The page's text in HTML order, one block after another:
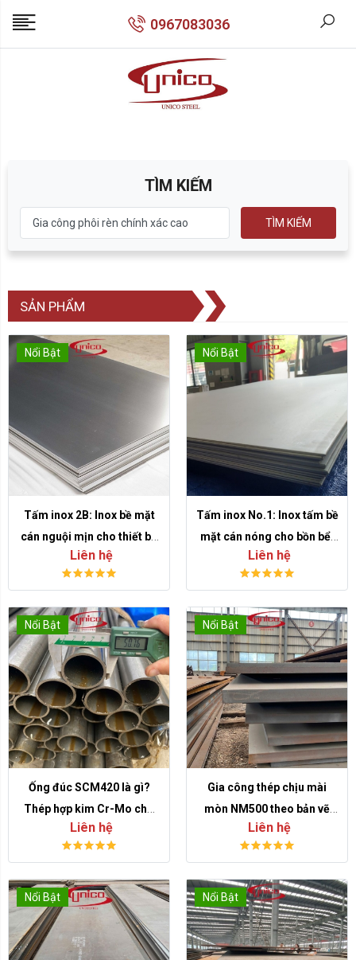
0967083036
TÌM KIẾM
TÌM KIẾM
SẢN PHẨM
Nổi Bật
Tấm inox 2B: Inox bề mặt
cán nguội mịn cho thiết bị,
vỏ máy và gia công công
nghiệp
Liên hệ
Nổi Bật
Tấm inox No.1: Inox tấm bề
mặt cán nóng cho bồn bể,
kết cấu và gia công công
nghiệp
Liên hệ
Nổi Bật
Ống đúc SCM420 là gì?
Thép hợp kim Cr-Mo cho
chi tiết thấm carbon và gia
công cơ khí
Liên hệ
Nổi Bật
Gia công thép chịu mài
mòn NM500 theo bản vẽ
cho môi trường mài mòn
nặng
Liên hệ
Nổi Bật Nổi Bật